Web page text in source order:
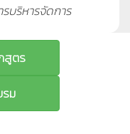
บริหารจัดการ
สูตร
รม